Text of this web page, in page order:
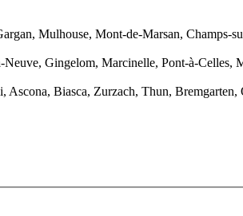
Mulhouse, Mont-de-Marsan,
Gingelom, Marcinelle, Pont-à-Celles,
Biasca, Zurzach, Thun,